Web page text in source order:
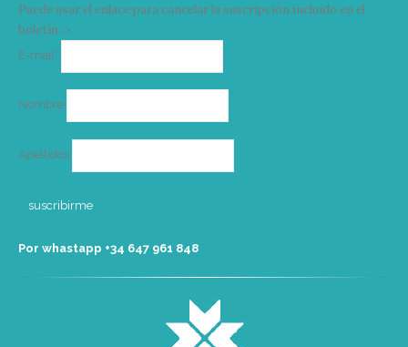
Puede usar el enlace para cancelar la suscripción incluido en el
boletín. >
E-mail*
Nombre
Apellidos
Por whastapp +34 ‭647 961 848‬